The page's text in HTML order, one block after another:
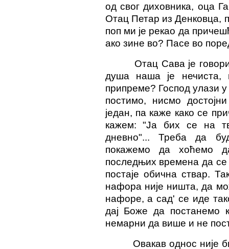
од свог диховника, оца
Отац Петар из Денковца,
поп ми је рекао да
ако зине во? Пасе во
Отац Сава је
душа наша је нечиста,
припреме? Господ улази
постимо, нисмо
један, па каже како се
кажем: "Ја бих се на
дневно"... Треба да
покажемо да хоћемо
последњих времена да
постаје обична ствар.
нафора није ништа, да
нафоре, а сад' се иде
дај Боже да постанемо
немарни да више и не
Овакав однос није